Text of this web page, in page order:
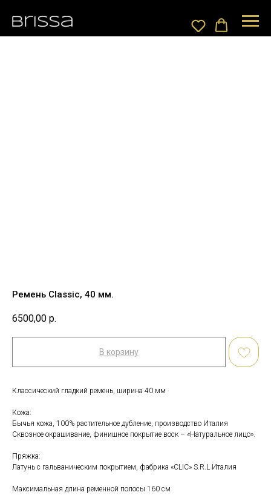
Ремень Сlassic, 40 мм.
6500,00 р.
В корзину
Классический гладкий ремень, ширина 40 мм
Кожа:
Бычья кожа, 100% растительное дубление, производство Италия
Сквозное окрашивание, финишное покрытие воск – «Натуральное лицо».
Пряжка:
Латунь с гальваническим покрытием, фабрика «CLIC» S.R.L Италия
Максимальная длина ременной полосы 160 см